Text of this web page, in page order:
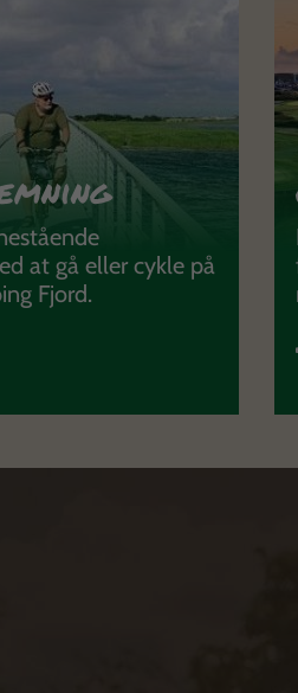
at gå eller cykle på
Fjord.